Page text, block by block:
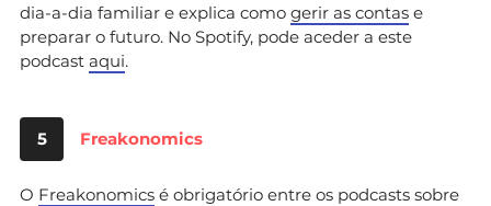
dia-a-dia familiar e explica como gerir as contas e
preparar o futuro. No Spotify, pode aceder a este
podcast aqui.
5 Freakonomics
O Freakonomics é obrigatório entre os podcasts sobre